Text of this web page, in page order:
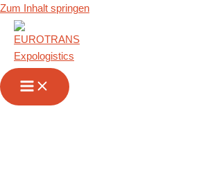
Zum Inhalt springen